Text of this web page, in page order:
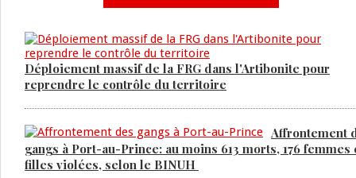
Déploiement massif de la FRG dans l'Artibonite pour
reprendre le contrôle du territoire
Affrontement
gangs à Port-au-Prince: au moins 613 morts, 176 femmes
filles violées, selon le BINUH